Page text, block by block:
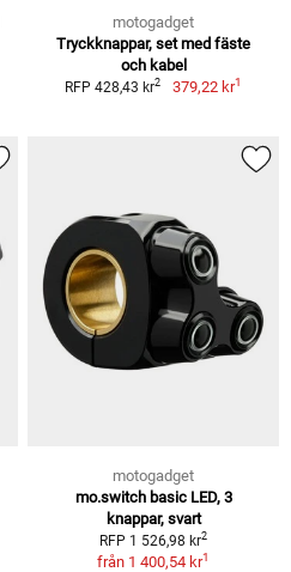
motogadget
Tryckknappar, set med fäste
och kabel
RFP 428,43 kr2 379,22 kr1
motogadget
mo.switch basic LED, 3
knappar, svart
RFP 1 526,98 kr2
från 1 400,54 kr1